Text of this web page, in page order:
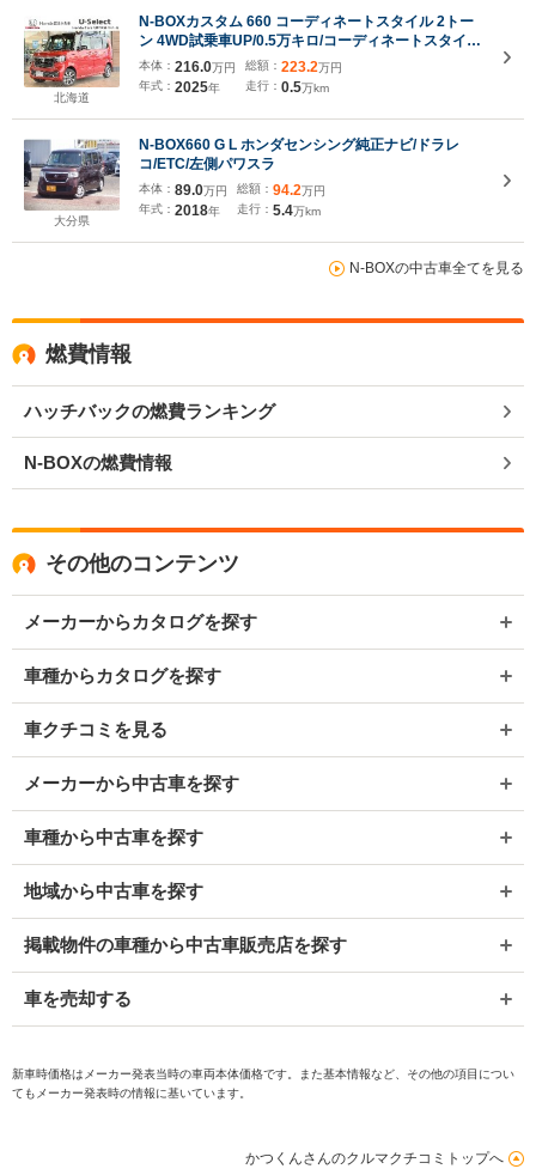
北海道
N-BOXカスタム 660 コーディネートスタイル 2トー
ン 4WD試乗車UP/0.5万キロ/コーディネートスタイ
ル/2トーン|認定中古車・保証付|メンテナンス・鑑定
済|ホンダセンシング/8インチナビ/両側パワースライ
ドドア/前ドライブレコーダー/夏冬タイヤ
本体： 216.0万円
年式： 2025年
総額： 223.2万円
走行： 0.5万km
大分県
N-BOX660 G L ホンダセンシング純正ナビ/ドラレ
コ/ETC/左側パワスラ
本体： 89.0万円
年式： 2018年
総額： 94.2万円
走行： 5.4万km
N-BOXの中古車全てを見る
燃費情報
ハッチバックの燃費ランキング
N-BOXの燃費情報
その他のコンテンツ
メーカーからカタログを探す
車種からカタログを探す
車クチコミを見る
メーカーから中古車を探す
車種から中古車を探す
地域から中古車を探す
掲載物件の車種から中古車販売店を探す
車を売却する
新車時価格はメーカー発表当時の車両本体価格です。また基本情報など、その他の項目につい
てもメーカー発表時の情報に基いています。
かつくんさんのクルマクチコミトップへ